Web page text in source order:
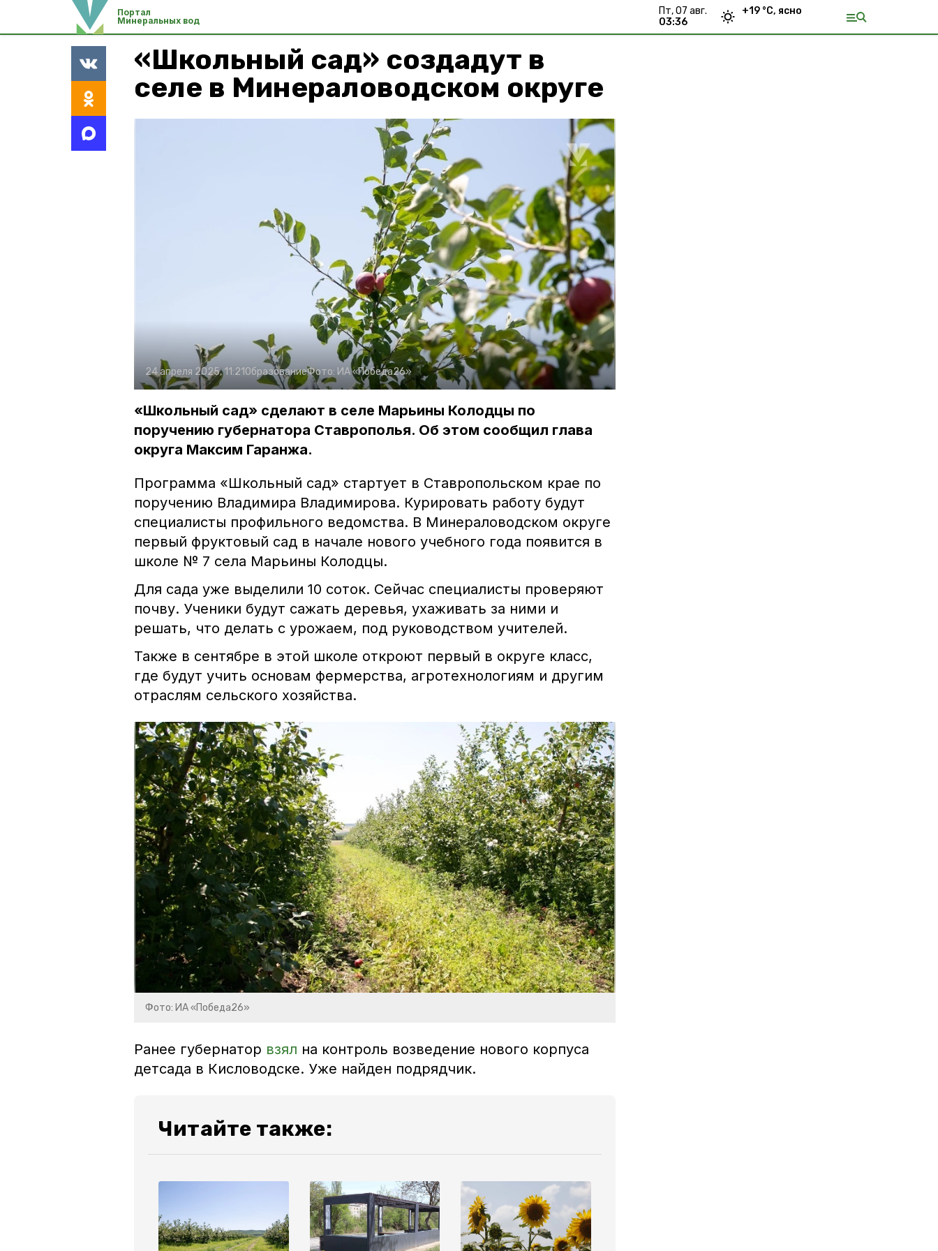
Портал
Минеральных вод
пт, 07 авг.
03:36
+19 °С, ясно
«Школьный сад» создадут в
селе в Минераловодском округе
24 апреля 2025, 11:21ОбразованиеФото: ИА «Победа26»
«Школьный сад» сделают в селе Марьины Колодцы по
поручению губернатора Ставрополья. Об этом сообщил глава
округа Максим Гаранжа.
Программа «Школьный сад» стартует в Ставропольском крае по
поручению Владимира Владимирова. Курировать работу будут
специалисты профильного ведомства. В Минераловодском округе
первый фруктовый сад в начале нового учебного года появится в
школе № 7 села Марьины Колодцы.
Для сада уже выделили 10 соток. Сейчас специалисты проверяют
почву. Ученики будут сажать деревья, ухаживать за ними и
решать, что делать с урожаем, под руководством учителей.
Также в сентябре в этой школе откроют первый в округе класс,
где будут учить основам фермерства, агротехнологиям и другим
отраслям сельского хозяйства.
Фото: ИА «Победа26»
Ранее губернатор взял на контроль возведение нового корпуса
детсада в Кисловодске. Уже найден подрядчик.
Читайте также: